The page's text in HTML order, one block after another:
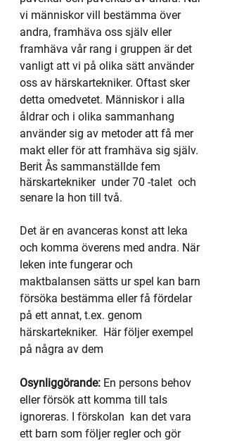
vi människor vill bestämma över
andra, framhäva oss själv eller
framhäva vår rang i gruppen är det
vanligt att vi på olika sätt använder
oss av härskartekniker. Oftast sker
detta omedvetet. Människor i alla
åldrar och i olika sammanhang
använder sig av metoder att få mer
makt eller för att framhäva sig själv.
Berit Ås sammanställde fem
härskartekniker  under 70 -talet  och
senare la hon till två.
Det är en avanceras konst att leka
och komma överens med andra. När
leken inte fungerar och
maktbalansen sätts ur spel kan barn
försöka bestämma eller få fördelar
på ett annat, t.ex. genom
härskartekniker.  Här följer exempel
på några av dem
Osynliggörande: En persons behov
eller försök att komma till tals
ignoreras. I förskolan  kan det vara
ett barn som följer regler och gör